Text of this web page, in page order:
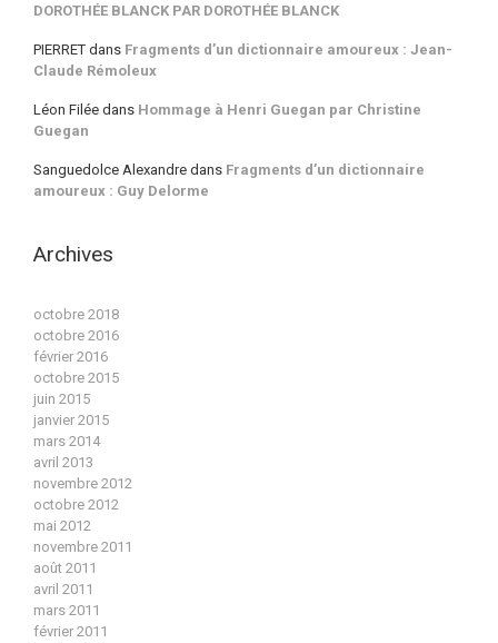
DOROTHÉE BLANCK PAR DOROTHÉE BLANCK
PIERRET dans Fragments d’un dictionnaire amoureux : Jean-
Claude Rémoleux
Léon Filée dans Hommage à Henri Guegan par Christine
Guegan
Sanguedolce Alexandre dans Fragments d’un dictionnaire
amoureux : Guy Delorme
Archives
octobre 2018
octobre 2016
février 2016
octobre 2015
juin 2015
janvier 2015
mars 2014
avril 2013
novembre 2012
octobre 2012
mai 2012
novembre 2011
août 2011
avril 2011
mars 2011
février 2011